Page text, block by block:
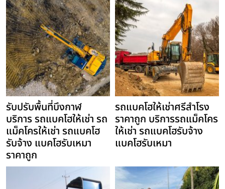
รับปรับพื้นที่บึงกาฬ
บริการ รถแบคโฮให้เช่า รถ
แม็คโครให้เช่า รถแบคโฮ
รับจ้าง แบคโฮรับเหมา
ราคาถูก
รถแบคโฮให้เช่าศรีสำโรง
ราคาถูก บริการรถแม็คโคร
ให้เช่า รถแบคโฮรับจ้าง
แบคโฮรับเหมา